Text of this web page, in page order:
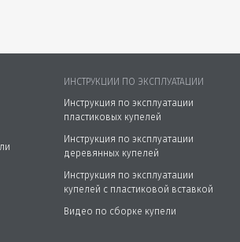
ИНСТРУКЦИИ ПО ЭКСПЛУАТАЦИИ
Инструкция по эксплуатации
пластиковых купелей
Инструкция по эксплуатации
деревянных купелей
Инструкция по эксплуатации
купелей с пластиковой вставкой
Видео по сборке купели